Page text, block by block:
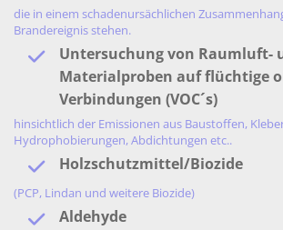
die in einem schadenursächlichen
Brandereignis stehen.
Untersuchung von Raumluft-
Materialproben auf flüchtige
Verbindungen (VOC´s)
hinsichtlich der Emissionen aus Baustoffen,
Hydrophobierungen, Abdichtungen etc..
Holzschutzmittel/Biozide
(PCP, Lindan und weitere Biozide)
Aldehyde